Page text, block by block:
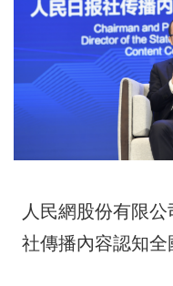
人民網股份有限
社傳播內容認知